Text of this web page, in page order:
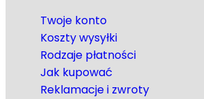
Twoje konto
Koszty wysyłki
Rodzaje płatności
Jak kupować
Reklamacje i zwroty